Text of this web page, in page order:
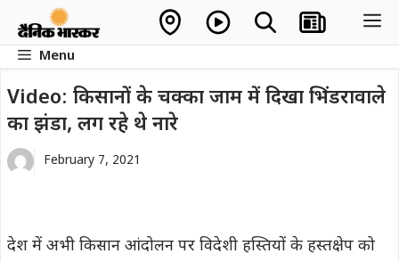
contentMenu
Video: किसानों के चक्का जाम में दिखा भिंडरावाले
का झंडा, लग रहे थे नारे
February 7, 2021
देश में अभी किसान आंदोलन पर विदेशी हस्तियों के हस्तक्षेप को